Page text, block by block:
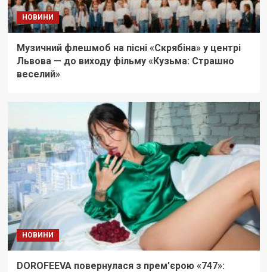
НОВИНИ
Музичний флешмоб на пісні «Скрябіна» у центрі
Львова — до виходу фільму «Кузьма: Страшно
веселий»
НОВИНИ
DOROFEEVA повернулася з прем’єрою «747»: